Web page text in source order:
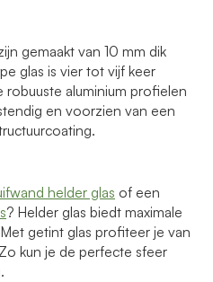
gemaakt van 10 mm dik
glas is vier tot vijf keer
aluminium profielen
en voorzien van een
helder glas of een
? Helder glas biedt maximale
getint glas profiteer je van
kun je de perfecte sfeer